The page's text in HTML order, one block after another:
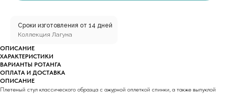
Сроки изготовления от 14 дней
Коллекция Лагуна
ОПИСАНИЕ
ХАРАКТЕРИСТИКИ
ВАРИАНТЫ РОТАНГА
ОПЛАТА И ДОСТАВКА
ОПИСАНИЕ
Плетеный стул классического образца с ажурной оплеткой спинки, а также выпуклой